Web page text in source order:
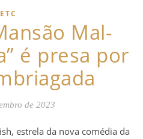
ETC
Mal-
é presa por
de 2023